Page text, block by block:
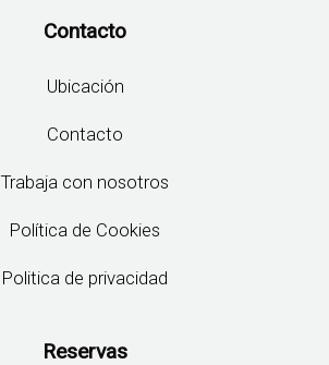
Contacto
Ubicación
Contacto
Trabaja con nosotros
Política de Cookies
Politica de privacidad
Reservas